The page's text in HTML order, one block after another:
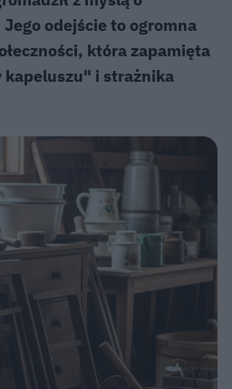
odejście to ogromna
która zapamięta
kapeluszu" i strażnika